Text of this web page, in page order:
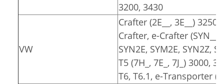
3200, 3430
VW
Crafter (2E__, 3E__)
Crafter, e-Crafter (SYN__,
SYN2E, SYM2E, SYN2Z,
T5 (7H_, 7E_, 7J_) 3000,
T6, T6.1, e-Transporter